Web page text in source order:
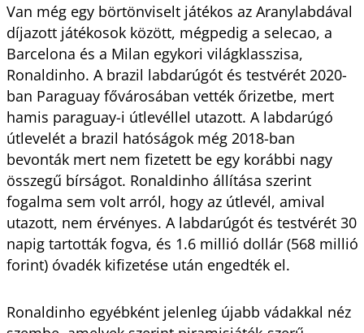
Van még egy börtönviselt játékos az Aranylabdával
díjazott játékosok között, mégpedig a selecao, a
Barcelona és a Milan egykori világklasszisa,
Ronaldinho. A brazil labdarúgót és testvérét 2020-
ban Paraguay fővárosában vették őrizetbe, mert
hamis paraguay-i útlevéllel utazott. A labdarúgó
útlevelét a brazil hatóságok még 2018-ban
bevonták mert nem fizetett be egy korábbi nagy
összegű bírságot. Ronaldinho állítása szerint
fogalma sem volt arról, hogy az útlevél, amival
utazott, nem érvényes. A labdarúgót és testvérét 30
napig tartották fogva, és 1.6 millió dollár (568 millió
forint) óvadék kifizetése után engedték el.
Ronaldinho egyébként jelenleg újabb vádakkal néz